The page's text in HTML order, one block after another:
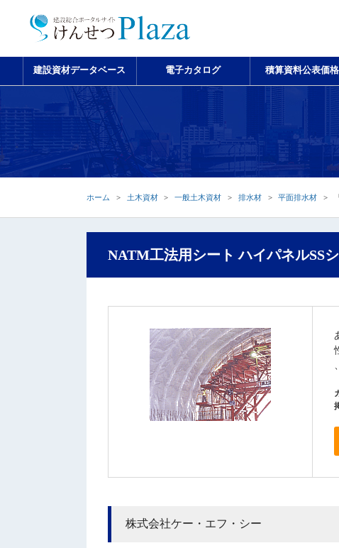
建設資材データベース 電子カタログ 積算資料公表価
ホーム 土木資材 一般土木資材 排水材 平面排水材
NATM工法用シート ハイパネルSS
株式会社ケー・エフ・シー